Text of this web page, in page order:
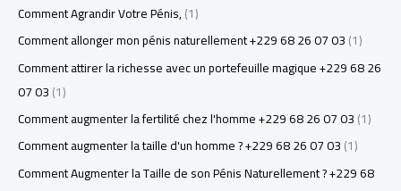
Comment Agrandir Votre Pénis,(1)
Comment allonger mon pénis naturellement +229 68 26 07 03(1)
Comment attirer la richesse avec un portefeuille magique +229 68 26
07 03(1)
Comment augmenter la fertilité chez l'homme +229 68 26 07 03(1)
Comment augmenter la taille d'un homme ? +229 68 26 07 03(1)
Comment Augmenter la Taille de son Pénis Naturellement ? +229 68